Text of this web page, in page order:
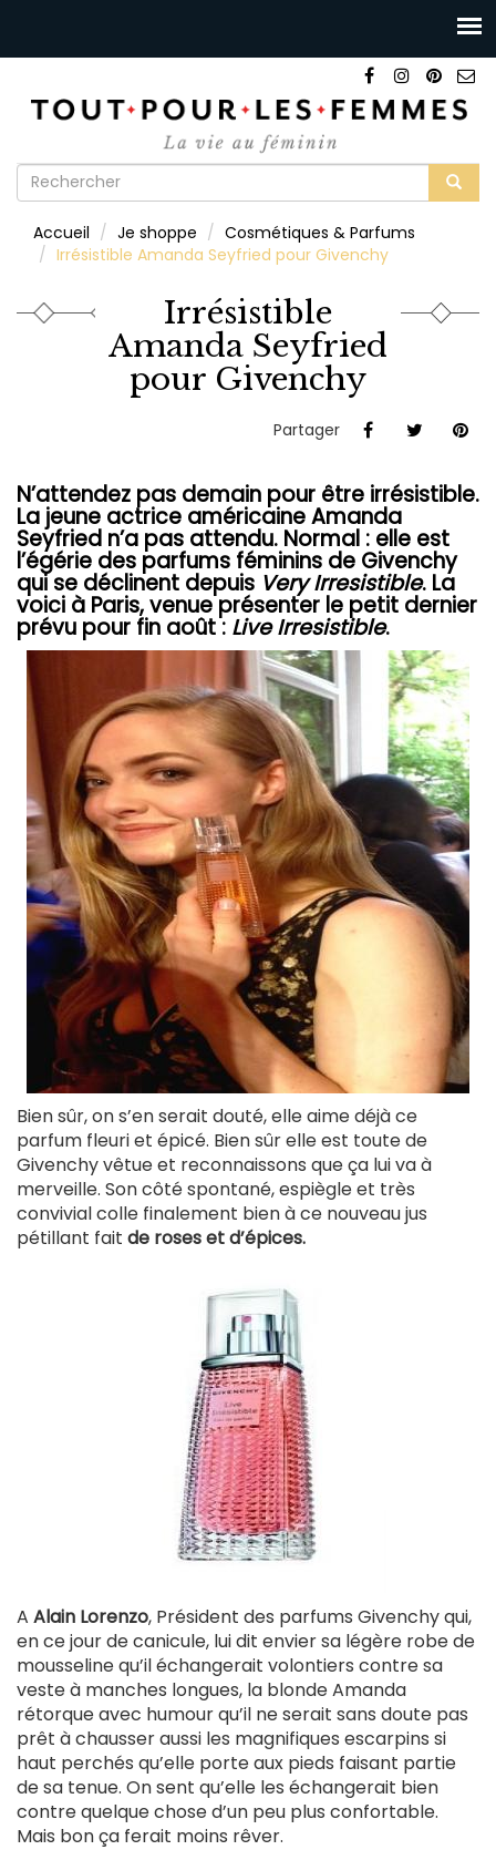
Formulaire
recherche
Accueil Je shoppe
Cosmétiques & Parfums
Irrésistible Amanda Seyfried pour Givenchy
Irrésistible
Amanda Seyfried
pour Givenchy
Partager
N’attendez pas demain pour être irrésistible.
La jeune actrice américaine Amanda
Seyfried n’a pas attendu. Normal : elle est
l’égérie des parfums féminins de Givenchy
qui se déclinent depuis Very Irresistible. La
voici à Paris, venue présenter le petit dernier
prévu pour fin août : Live Irresistible.
Bien sûr, on s’en serait douté, elle aime déjà ce
parfum fleuri et épicé. Bien sûr elle est toute de
Givenchy vêtue et reconnaissons que ça lui va à
merveille. Son côté spontané, espiègle et très
convivial colle finalement bien à ce nouveau jus
pétillant fait de roses et d’épices.
A Alain Lorenzo, Président des parfums Givenchy qui,
en ce jour de canicule, lui dit envier sa légère robe de
mousseline qu’il échangerait volontiers contre sa
veste à manches longues, la blonde Amanda
rétorque avec humour qu’il ne serait sans doute pas
prêt à chausser aussi les magnifiques escarpins si
haut perchés qu’elle porte aux pieds faisant partie
de sa tenue. On sent qu’elle les échangerait bien
contre quelque chose d’un peu plus confortable.
Mais bon ça ferait moins rêver.